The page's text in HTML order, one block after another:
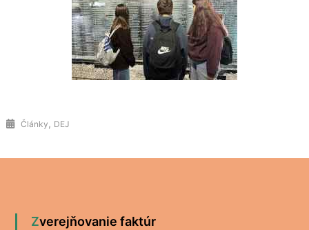
Články , DEJ
Zverejňovanie faktúr